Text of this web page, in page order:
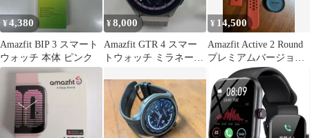
¥4,380
Amazfit BIP 3 スマート
ウォッチ 本体 ピンク
¥8,000
Amazfit GTR 4 スマー
トウォッチ ミラネーゼ
¥ 14,500
Amazfit Active 2 Round
プレミアムバージョン